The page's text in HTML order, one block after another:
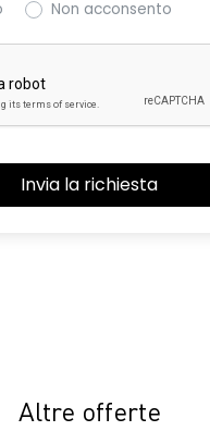
Non acconsento
Altre offerte